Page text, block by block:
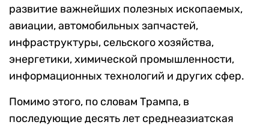
развитие важнейших полезных ископаемых,
авиации, автомобильных запчастей,
инфраструктуры, сельского хозяйства,
энергетики, химической промышленности,
информационных технологий и других сфер.
Помимо этого, по словам Трампа, в
последующие десять лет среднеазиатская